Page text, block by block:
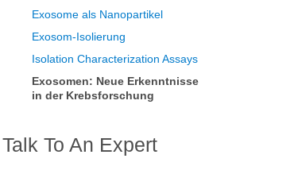
Exosome als Nanopartikel
Exosom-Isolierung
Isolation Characterization Assays
Exosomen: Neue Erkenntnisse
in der Krebsforschung
Talk To An Expert